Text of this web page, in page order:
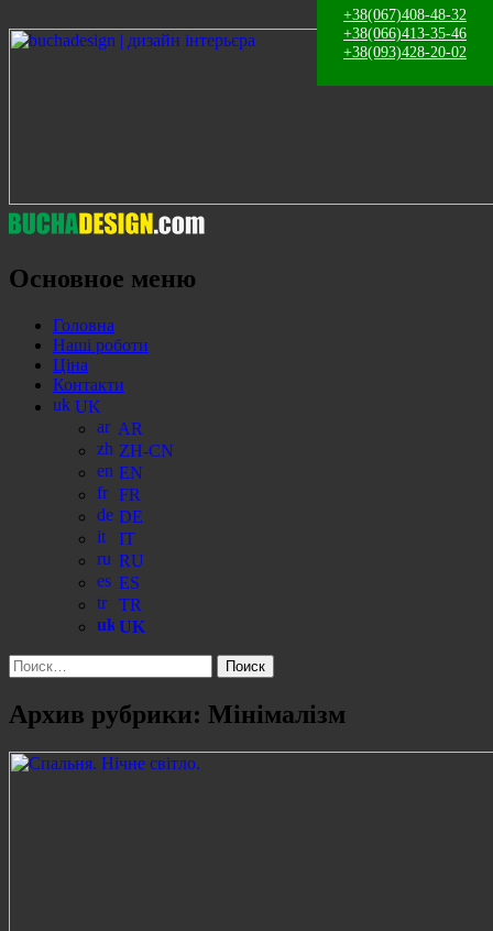
+38(067)408-48-32
+38(066)413-35-46
+38(093)428-20-02
Основное меню
Перейти
содержанию
Головна
Наші роботи
Ціна
Контакти
UK
AR
ZH-CN
EN
FR
DE
IT
RU
ES
TR
UK
Найти:
Архив рубрики: Мінімалізм